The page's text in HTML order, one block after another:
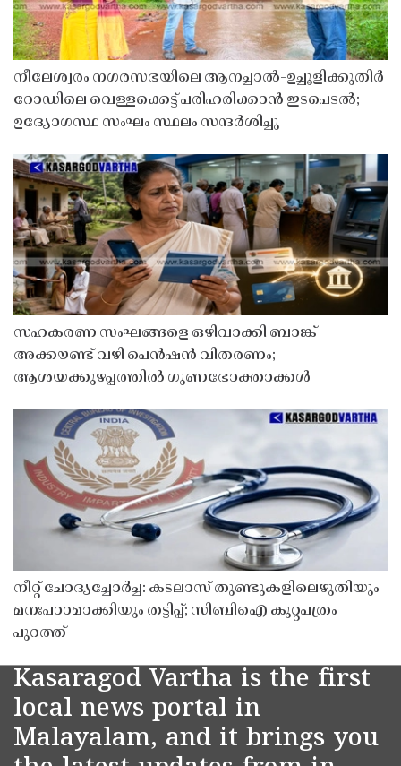
നീലേശ്വരം നഗരസഭയിലെ ആനച്ചാൽ-ഉച്ചൂളിക്കുതിർ
റോഡിലെ വെള്ളക്കെട്ട് പരിഹരിക്കാൻ ഇടപെടൽ;
ഉദ്യോഗസ്ഥ സംഘം സ്ഥലം സന്ദർശിച്ചു
സഹകരണ സംഘങ്ങളെ ഒഴിവാക്കി ബാങ്ക്
അക്കൗണ്ട് വഴി പെൻഷൻ വിതരണം;
ആശയക്കുഴപ്പത്തിൽ ഗുണഭോക്താക്കൾ
നീറ്റ് ചോദ്യച്ചോർച്ച: കടലാസ് തുണ്ടുകളിലെഴുതിയും
മനഃപാഠമാക്കിയും തട്ടിപ്പ്; സിബിഐ കുറ്റപത്രം
പുറത്ത്
Kasaragod Vartha is the first
local news portal in
Malayalam, and it brings you